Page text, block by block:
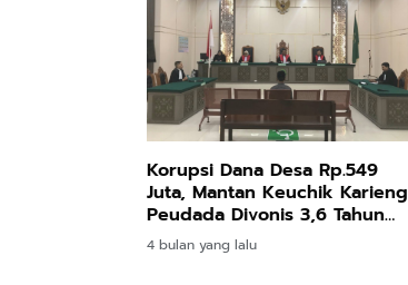
Korupsi Dana Desa Rp.549
Juta, Mantan Keuchik Karieng
Peudada Divonis 3,6 Tahun
Penjara
4 bulan yang lalu